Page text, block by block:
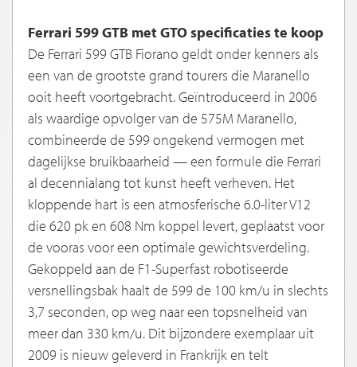
Ferrari 599 GTB met GTO specificaties te koop
De Ferrari 599 GTB Fiorano geldt onder kenners als
een van de grootste grand tourers die Maranello
ooit heeft voortgebracht. Geïntroduceerd in 2006
als waardige opvolger van de 575M Maranello,
combineerde de 599 ongekend vermogen met
dagelijkse bruikbaarheid — een formule die Ferrari
al decennialang tot kunst heeft verheven. Het
kloppende hart is een atmosferische 6.0-liter V12
die 620 pk en 608 Nm koppel levert, geplaatst voor
de vooras voor een optimale gewichtsverdeling.
Gekoppeld aan de F1-Superfast robotiseerde
versnellingsbak haalt de 599 de 100 km/u in slechts
3,7 seconden, op weg naar een topsnelheid van
meer dan 330 km/u. Dit bijzondere exemplaar uit
2009 is nieuw geleverd in Frankrijk en telt